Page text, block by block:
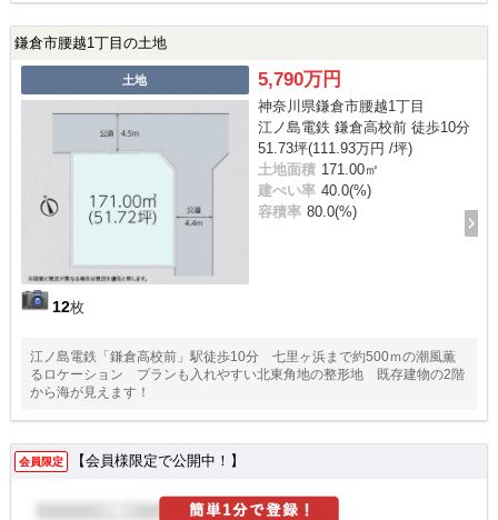
鎌倉市腰越1丁目の土地
土地
12枚
5,790万円
神奈川県鎌倉市腰越1丁目
江ノ島電鉄 鎌倉高校前 徒歩10分
51.73坪(111.93万円 /坪)
土地面積 171.00㎡
建ぺい率 40.0(%)
容積率 80.0(%)
江ノ島電鉄「鎌倉高校前」駅徒歩10分 七里ヶ浜まで約500ｍの潮風薫
るロケーション プランも入れやすい北東角地の整形地 既存建物の2階
から海が見えます！
会員限定 【会員様限定で公開中！】